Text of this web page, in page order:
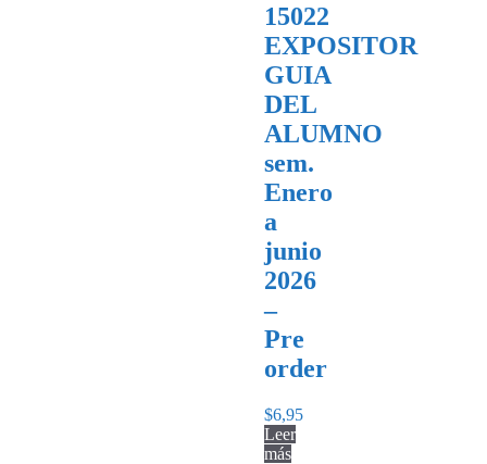
15022
EXPOSITOR
GUIA
DEL
ALUMNO
sem.
Enero
a
junio
2026
–
Pre
order
$6,95
Leer
más